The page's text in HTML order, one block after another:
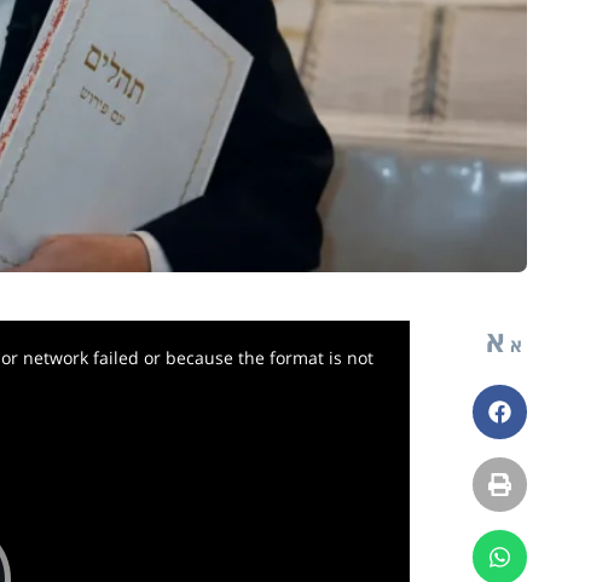
א א
פייסבוק
הדפסה
ווטסאפ
network failed or because the format is not